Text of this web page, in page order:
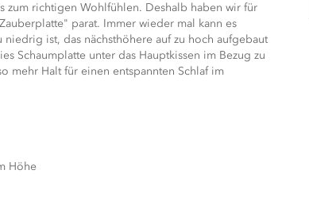
zum richtigen Wohlfühlen. Deshalb haben wir für
parat. Immer wieder mal kann es
niedrig ist, das nächsthöhere auf zu hoch aufgebaut
Schaumplatte unter das Hauptkissen im Bezug zu
mehr Halt für einen entspannten Schlaf im
Höhe